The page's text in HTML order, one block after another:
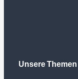
Unsere Themen